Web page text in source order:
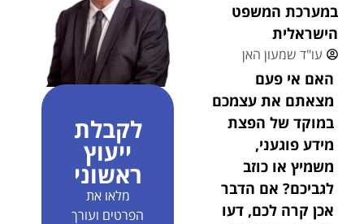
במערכת המשפט
הישראלית
עו"ד שמעון האן
האם אי פעם
מצאתם את עצמכם
במוקד של הפצת
מידע פוגעני,
משמיץ או כוזב
לגביכם? אם הדבר
אכן קרה לכם, דעו
לקבלת
ייעוץ
ראשוני
מלאו את
הפרטים ועורך